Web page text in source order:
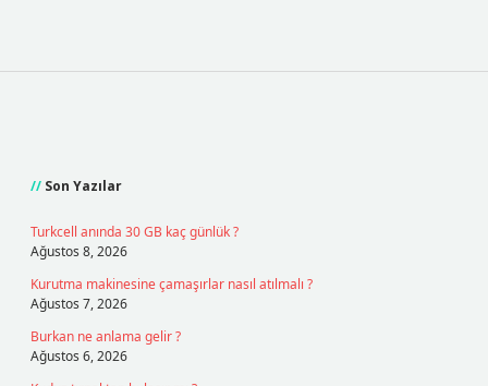
Son Yazılar
Turkcell anında 30 GB kaç günlük ?
Ağustos 8, 2026
Kurutma makinesine çamaşırlar nasıl atılmalı ?
Ağustos 7, 2026
Burkan ne anlama gelir ?
Ağustos 6, 2026